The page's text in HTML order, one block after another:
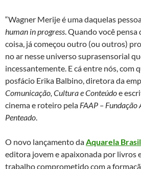
“Wagner Merije é uma daquelas
human in progress. Quando você
coisa, já começou outro (ou outros)
no ar nesse universo suprasensorial
incessantemente. E cá entre nós, com
posfácio Erika Balbino, diretora da
Comunicação, Cultura e Conteúdoe
cinema e roteiro pela FAAP –
Penteado.
O novo lançamento daAquarela
editora jovem e apaixonada por livros
trabalho comprometido com a